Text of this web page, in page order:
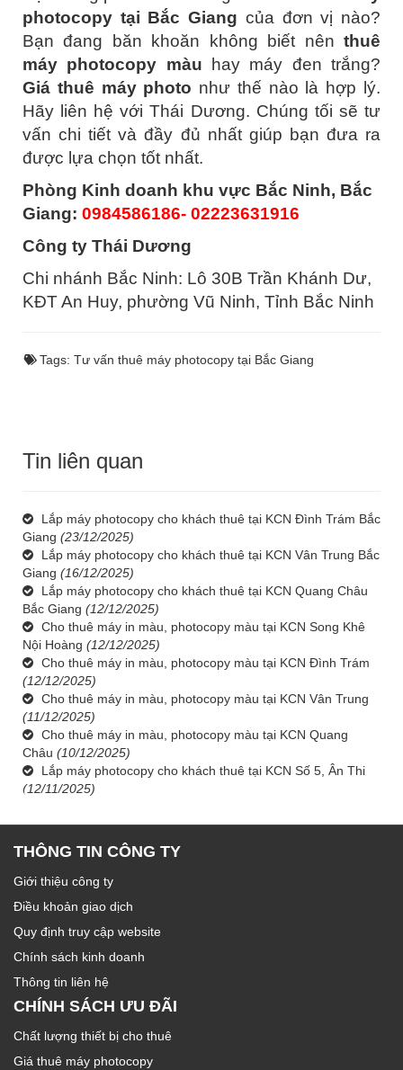
photocopy tại Bắc Giang của đơn vị nào?
Bạn đang băn khoăn không biết nên thuê
máy photocopy màu hay máy đen trắng?
Giá thuê máy photo như thế nào là hợp lý.
Hãy liên hệ với Thái Dương. Chúng tối sẽ tư
vấn chi tiết và đầy đủ nhất giúp bạn đưa ra
được lựa chọn tốt nhất.
Phòng Kinh doanh khu vực Bắc Ninh, Bắc
Giang: 0984586186- 02223631916
Công ty Thái Dương
Chi nhánh Bắc Ninh: Lô 30B Trần Khánh Dư,
KĐT An Huy, phường Vũ Ninh, Tỉnh Bắc Ninh
Tags: Tư vấn thuê máy photocopy tại Bắc Giang
Tin liên quan
Lắp máy photocopy cho khách thuê tại KCN Đình Trám Bắc
Giang (23/12/2025)
Lắp máy photocopy cho khách thuê tại KCN Vân Trung Bắc
Giang (16/12/2025)
Lắp máy photocopy cho khách thuê tại KCN Quang Châu
Bắc Giang (12/12/2025)
Cho thuê máy in màu, photocopy màu tại KCN Song Khê
Nội Hoàng (12/12/2025)
Cho thuê máy in màu, photocopy màu tại KCN Đình Trám
(12/12/2025)
Cho thuê máy in màu, photocopy màu tại KCN Vân Trung
(11/12/2025)
Cho thuê máy in màu, photocopy màu tại KCN Quang
Châu (10/12/2025)
Lắp máy photocopy cho khách thuê tại KCN Số 5, Ân Thi
(12/11/2025)
THÔNG TIN CÔNG TY
Giới thiệu công ty
Điều khoản giao dịch
Quy định truy cập website
Chính sách kinh doanh
Thông tin liên hệ
CHÍNH SÁCH ƯU ĐÃI
Chất lượng thiết bị cho thuê
Giá thuê máy photocopy